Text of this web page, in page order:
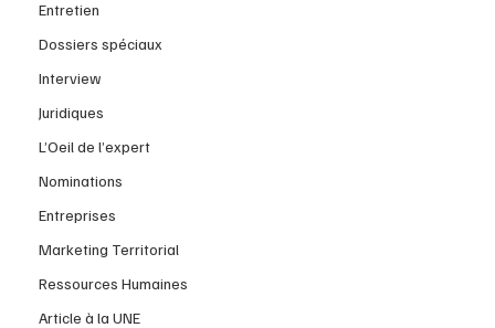
Entretien
Dossiers spéciaux
Interview
Juridiques
L’Oeil de l’expert
Nominations
Entreprises
Marketing Territorial
Ressources Humaines
Article à la UNE